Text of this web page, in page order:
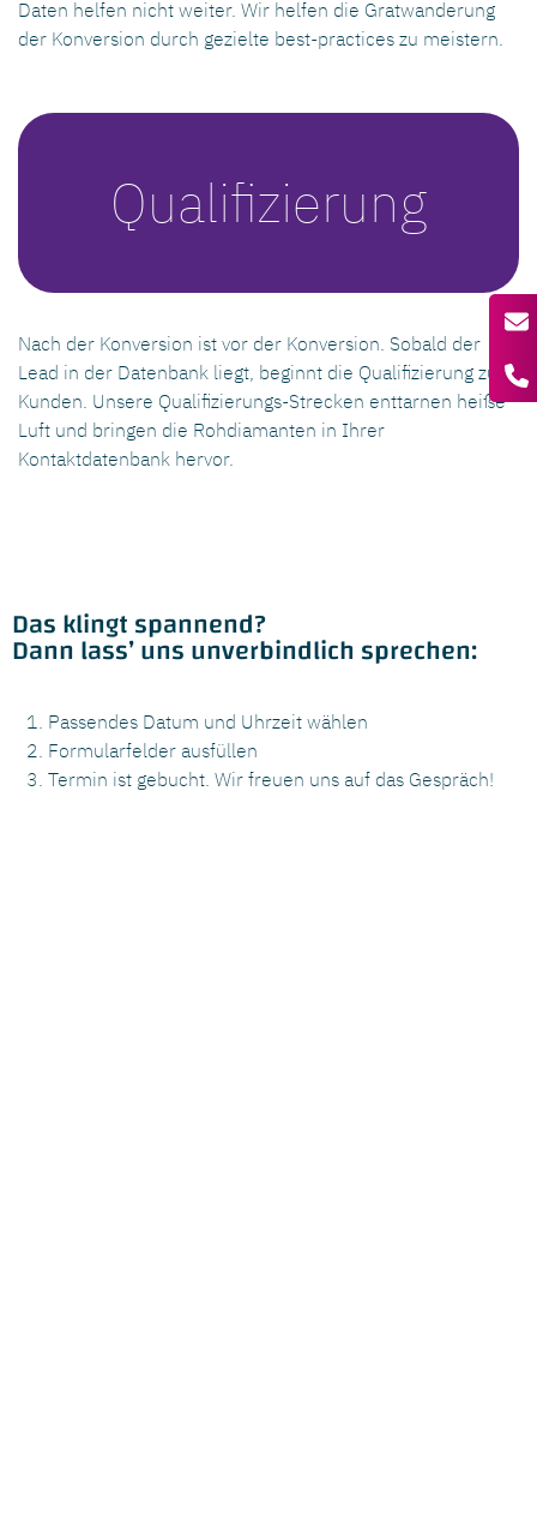
Daten helfen nicht weiter. Wir helfen die Gratwanderung
der Konversion durch gezielte best-practices zu meistern.
Qualifizierung
Nach der Konversion ist vor der Konversion. Sobald der
Lead in der Datenbank liegt, beginnt die Qualifizierung zum
Kunden. Unsere Qualifizierungs-Strecken enttarnen heiße
Luft und bringen die Rohdiamanten in Ihrer
Kontaktdatenbank hervor.
Das klingt spannend?
Dann lass’ uns unverbindlich sprechen:
Passendes Datum und Uhrzeit wählen
Formularfelder ausfüllen
Termin ist gebucht. Wir freuen uns auf das Gespräch!